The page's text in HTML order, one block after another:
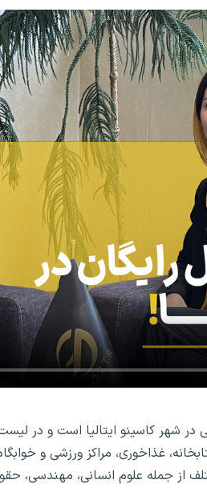
در شهر کاسینو ایتالیا است و در
غذاخوری، مراکز ورزشی و
از جمله علوم انسانی، مهندسی،